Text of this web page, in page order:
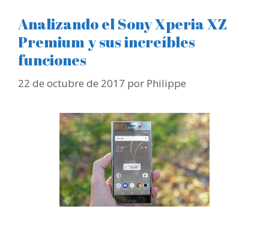
Analizando el Sony Xperia XZ
Premium y sus increíbles
funciones
22 de octubre de 2017 por Philippe